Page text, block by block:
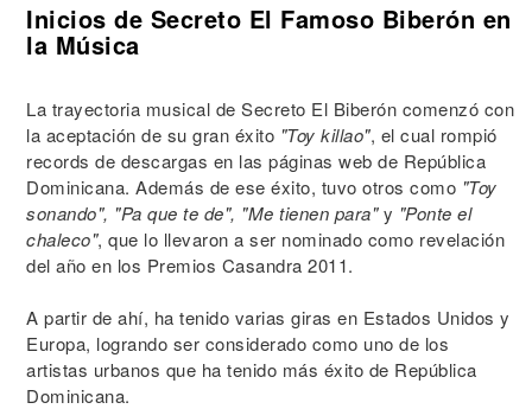
Inicios de Secreto El Famoso Biberón en
la Música
La trayectoria musical de Secreto El Biberón comenzó con
la aceptación de su gran éxito "Toy killao", el cual rompió
records de descargas en las páginas web de República
Dominicana. Además de ese éxito, tuvo otros como "Toy
sonando", "Pa que te de", "Me tienen para"y "Ponte el
chaleco", que lo llevaron a ser nominado como revelación
del año en los Premios Casandra 2011.
A partir de ahí, ha tenido varias giras en Estados Unidos y
Europa, logrando ser considerado como uno de los
artistas urbanos que ha tenido más éxito de República
Dominicana.